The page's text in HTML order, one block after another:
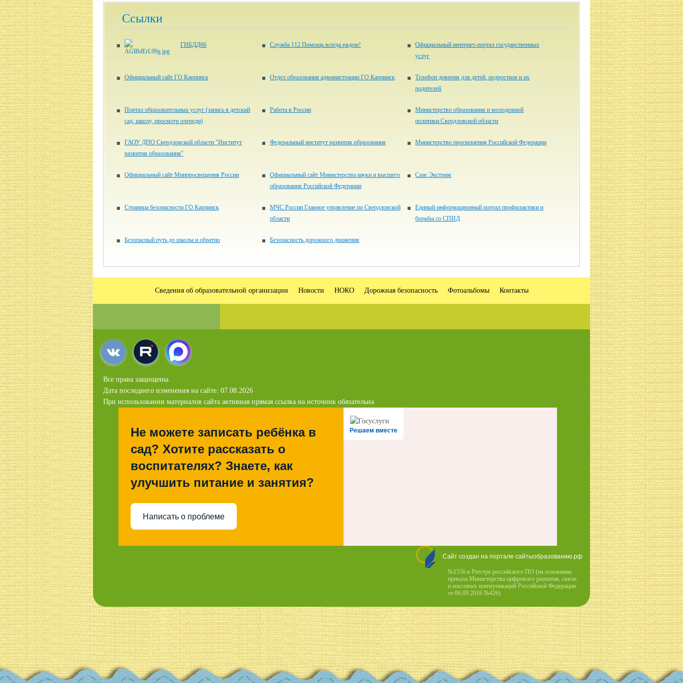
Ссылки
ГИБДД66 Служба 112 Помощь всегда рядом!
Официальный интернет-портал государственных
услуг
Официальный сайт ГО Карпинск Отдел образования администрации ГО Карпинск
Телефон доверия для детей, подростков и их
родителей
Портал образовательных услуг (запись в детский
сад, школу, просмотр очереди)
Работа в России
Министерство образования и молодежной
политики Свердловской области
ГАОУ ДПО Свердловской области "Институт
развития образования"
Федеральный институт развития образования Министерство просвещения Российской Федерации
Официальный сайт Минпросвещения России
Официальный сайт Министерства науки и высшего
образования Российской Федерации
Спас Экстрим
Страница безопасности ГО Карпинск
МЧС России Главное управление по Свердловской
области
Единый информационный портал профилактики и
борьбы со СПИД
Безопасный путь до школы и обратно Безопасность дорожного движения
Сведения об образовательной организации Новости НОКО Дорожная безопасность Фотоальбомы Контакты
Все права защищены.
Дата последнего изменения на сайте: 07.08.2026
При использовании материалов сайта активная прямая ссылка на источник обязательна
Решаем вместе
Не можете записать ребёнка в
сад? Хотите рассказать о
воспитателях? Знаете, как
улучшить питание и занятия?
Написать о проблеме
Сайт создан на портале сайтыобразованию.рф
№1556 в Реестре российского ПО (на основании
приказа Министерства цифрового развития, связи
и массовых коммуникаций Российской Федерации
от 06.09.2016 №426)